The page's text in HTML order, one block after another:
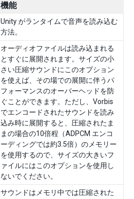
機能
Unity がランタイムで音声を読み込む
方法。
オーディオファイルは読み込まれる
とすぐに展開されます。サイズの小
さい圧縮サウンドにこのオプション
を使えば、その場での展開に伴うパ
フォーマンスのオーバーヘッドを防
ぐことができます。ただし、Vorbis
でエンコードされたサウンドを読み
込み時に展開すると、圧縮されたま
まの場合の10倍程（ADPCM エンコ
ーディングでは約3.5倍）のメモリー
を使用するので、サイズの大きいフ
ァイルにはこのオプションを使用し
ないでください。
サウンドはメモリ中では圧縮された